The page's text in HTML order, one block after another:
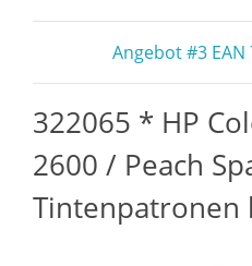
Angebot #3 EAN
322065 * HP
2600 / Peach
Tintenpatronen